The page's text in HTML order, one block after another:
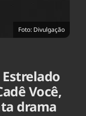
Foto: Divulgação
Estrelado
Você,
drama